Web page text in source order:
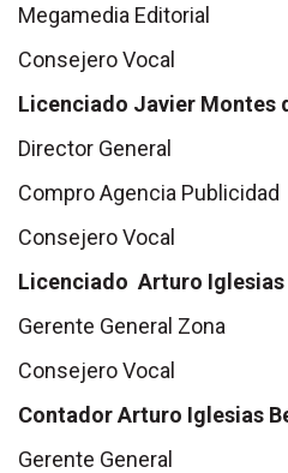
Megamedia Editorial
Consejero Vocal
Licenciado Javier Montes
Director General
Compro Agencia Publicidad
Consejero Vocal
Licenciado Arturo
Gerente General Zona
Consejero Vocal
Contador Arturo Iglesias
Gerente General